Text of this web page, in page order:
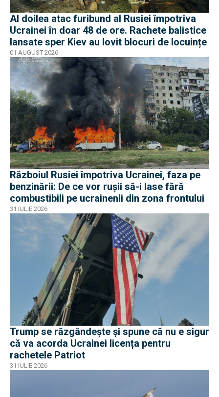
Al doilea atac furibund al Rusiei împotriva
Ucrainei în doar 48 de ore. Rachete balistice
lansate sper Kiev au lovit blocuri de locuințe
01 AUGUST 2026
Războiul Rusiei împotriva Ucrainei, faza pe
benzinării: De ce vor rușii să-i lase fără
combustibili pe ucrainenii din zona frontului
31 IULIE 2026
Trump se răzgândește și spune că nu e sigur
că va acorda Ucrainei licența pentru
rachetele Patriot
31 IULIE 2026